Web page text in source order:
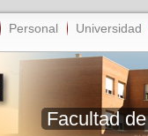
Personal Universidad
Facultad